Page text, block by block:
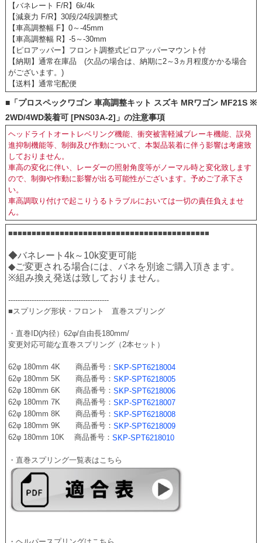
【バネレート F/R】6k/4k
【減衰力 F/R】30段/24段調整式
【車高調整幅 F】0～-45mm
【車高調整幅 R】-5～-30mm
【ピロアッパー】フロント調整式ピロアッパーマウント付
【納期】通常在庫品 (欠品の場合は、納期に2～3ヵ月程度かかる場合
がございます。)
【送料】通常宅配便
■「プロスペックワゴン 車高調整キット スズキ MRワゴン MF21S ※
2WD/4WD装着可 [PNS03A-2]」の注意事項
ヘッドライトオートレベリング機能、衝突被害軽減ブレーキ機能、誤発
進抑制機能等、制御及び作動について、本製品装着に伴う影響は考慮致
しておりません。
車高の変化に伴い、レーダーの照射角度等がノーマル時と変化致します
ので、制御や作動に影響が出る可能性がございます。予めご了承下さ
い。
車高調取り付けで起こりうるトラブルにおいては一切の責任負えませ
ん。
■■■■■■■■■■■■■■■■■■■■■■■■■■■■■■■■■■■■■■■■■■■
◆バネレート4k～10k変更可能
◆ご変更される場合には、バネを別途ご購入頂きます。
※組み換え発送は致しておりません。
-------------------------------------------
■スプリング形状・フロント　直巻スプリング
・直巻ID(内径）62φ/自由長180mm/
変更対応可能な直巻スプリング（2本セット）
62φ 180mm 4K　　商品番号： SKP-SPT6218004
62φ 180mm 5K　　商品番号： SKP-SPT6218005
62φ 180mm 6K　　商品番号： SKP-SPT6218006
62φ 180mm 7K　　商品番号： SKP-SPT6218007
62φ 180mm 8K　　商品番号： SKP-SPT6218008
62φ 180mm 9K　　商品番号： SKP-SPT6218009
62φ 180mm 10K　 商品番号： SKP-SPT6218010
・直巻スプリング一覧表はこちら